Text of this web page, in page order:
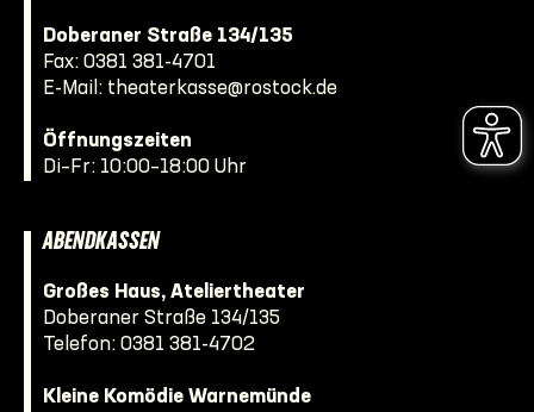
Doberaner Straße 134/135
Fax: 0381 381-4701
E-Mail: theaterkasse@rostock.de
Öffnungszeiten
Di–Fr: 10:00–18:00 Uhr
ABENDKASSEN
Großes Haus, Ateliertheater
Doberaner Straße 134/135
Telefon: 0381 381-4702
Kleine Komödie Warnemünde